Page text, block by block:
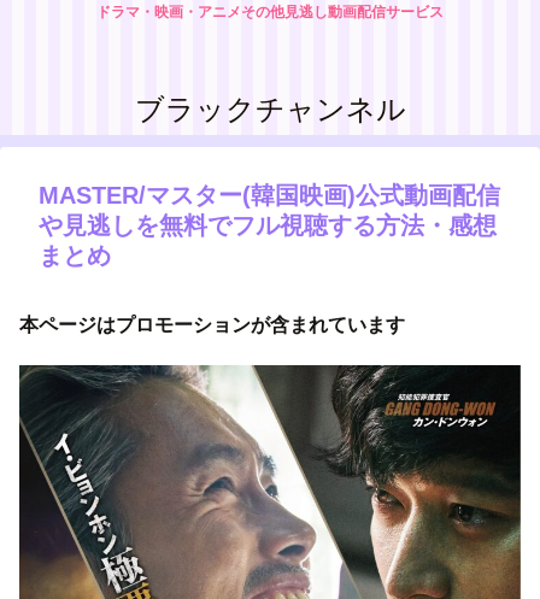
ドラマ・映画・アニメその他見逃し動画配信サービス
ブラックチャンネル
MASTER/マスター(韓国映画)公式動画配信
や見逃しを無料でフル視聴する方法・感想
まとめ
本ページはプロモーションが含まれています